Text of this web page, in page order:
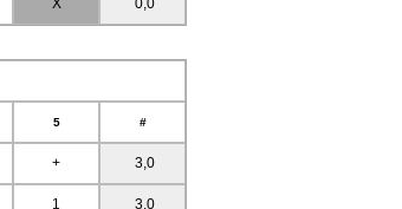
X 0,0
5 #
+ 3,0
1 3,0